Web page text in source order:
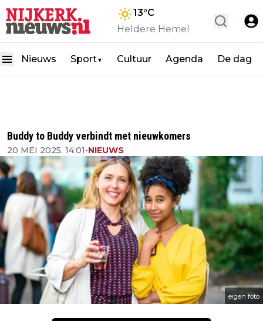
13°C
Heldere Hemel
Nieuws Sport▼ Cultuur Agenda De dag
Buddy to Buddy verbindt met nieuwkomers
20 MEI 2025, 14:01•NIEUWS
eigen foto